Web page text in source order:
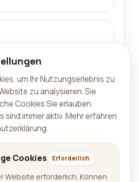
senden
um Ihr Nutzungserlebnis zu
zu analysieren. Sie
Cookies Sie erlauben.
sind immer aktiv.Mehr erfahren
.
Cookies Erforderlich
Website erforderlich. Können